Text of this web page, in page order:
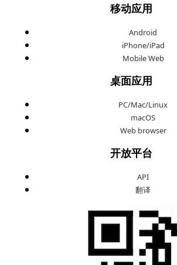
移动应用
Android
iPhone/iPad
Mobile Web
桌面应用
PC/Mac/Linux
macOS
Web browser
开放平台
API
翻译